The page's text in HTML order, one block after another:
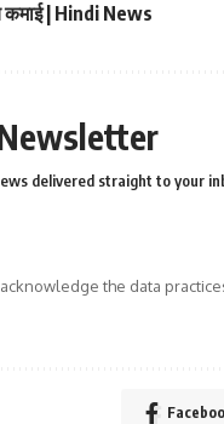
| Hindi News
delivered straight to your
the data